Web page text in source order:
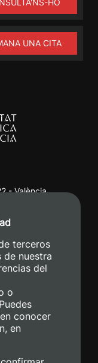
HO
UNA CITA
- València
terceros
de nuestra
del
o
conocer
en